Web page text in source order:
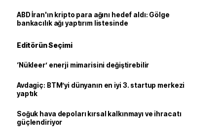
ABD İran'ın kripto para ağını hedef aldı: Gölge
bankacılık ağı yaptırım listesinde
Editörün Seçimi
‘Nükleer’ enerji mimarisini değiştirebilir
Avdagiç: BTM’yi dünyanın en iyi 3. startup merkezi
yaptık
Soğuk hava depoları kırsal kalkınmayı ve ihracatı
güçlendiriyor